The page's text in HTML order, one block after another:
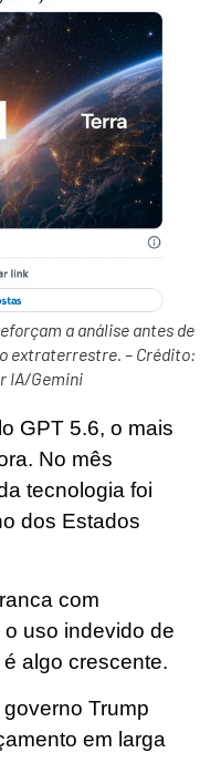
a análise antes de
extraterrestre. – Crédito:
IA/Gemini
GPT 5.6, o mais
No mês
tecnologia foi
dos Estados
com
uso indevido de
algo crescente.
governo Trump
em larga